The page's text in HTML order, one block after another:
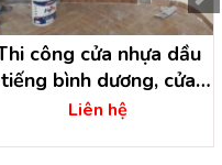
công cửa nhựa dầu
tiếng bình dương, cửa
nhựa bình dương
Liên hệ